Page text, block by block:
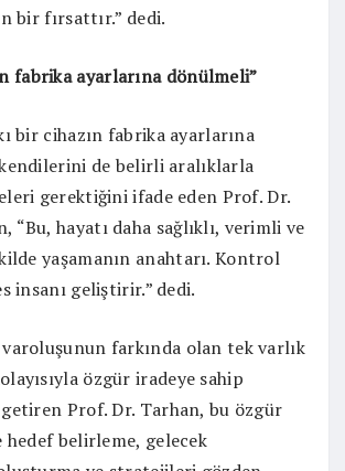
bir fırsattır.” dedi.
fabrika ayarlarına dönülmeli”
bir cihazın fabrika ayarlarına
de belirli aralıklarla
gerektiğini ifade eden Prof. Dr.
“Bu, hayatı daha sağlıklı, verimli ve
yaşamanın anahtarı. Kontrol
insanı geliştirir.” dedi.
farkında olan tek varlık
özgür iradeye sahip
Prof. Dr. Tarhan, bu özgür
belirleme, gelecek